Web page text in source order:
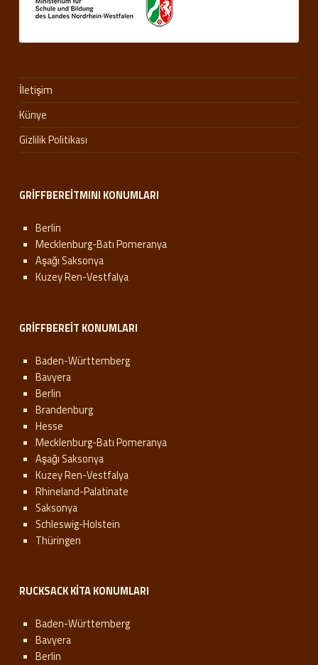
İletişim
Künye
Gizlilik Politikası
GRIFFBEREITMINI KONUMLARI
Berlin
Mecklenburg-Batı Pomeranya
Aşağı Saksonya
Kuzey Ren-Vestfalya
GRIFFBEREIT KONUMLARI
Baden-Württemberg
Bavyera
Berlin
Brandenburg
Hesse
Mecklenburg-Batı Pomeranya
Aşağı Saksonya
Kuzey Ren-Vestfalya
Rhineland-Palatinate
Saksonya
Schleswig-Holstein
Thüringen
RUCKSACK KITA KONUMLARI
Baden-Württemberg
Bavyera
Berlin